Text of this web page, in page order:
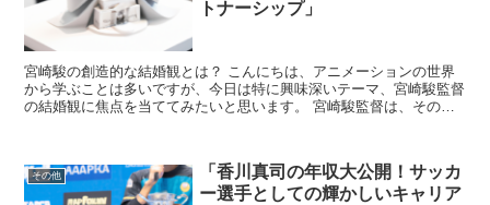
トナーシップ」
宮崎駿の創造的な結婚観とは？ こんにちは、アニメーションの世界
から学ぶことは多いですが、今日は特に興味深いテーマ、宮崎駿監督
の結婚観に焦点を当ててみたいと思います。 宮崎駿監督は、その独
その他
「香川真司の年収大公開！サッカ
ー選手としての輝かしいキャリア